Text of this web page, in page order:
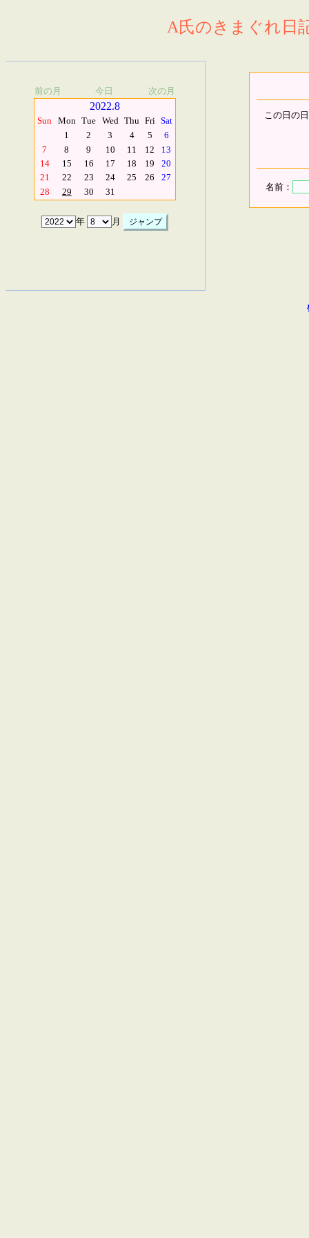
A氏のきまぐれ日
前の月 今日 次の月
2022.8
Sun Mon Tue Wed Thu Fri Sat
1
2 3 4 5
6
7
8 9 10 11 12
13
14
15 16 17 18 19
20
21
22 23 24 25 26
27
28
29 30 31
年 月
この日の
名前：